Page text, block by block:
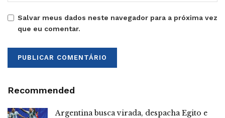
Salvar meus dados neste navegador para a próxima vez
que eu comentar.
Recommended
Argentina busca virada, despacha Egito e